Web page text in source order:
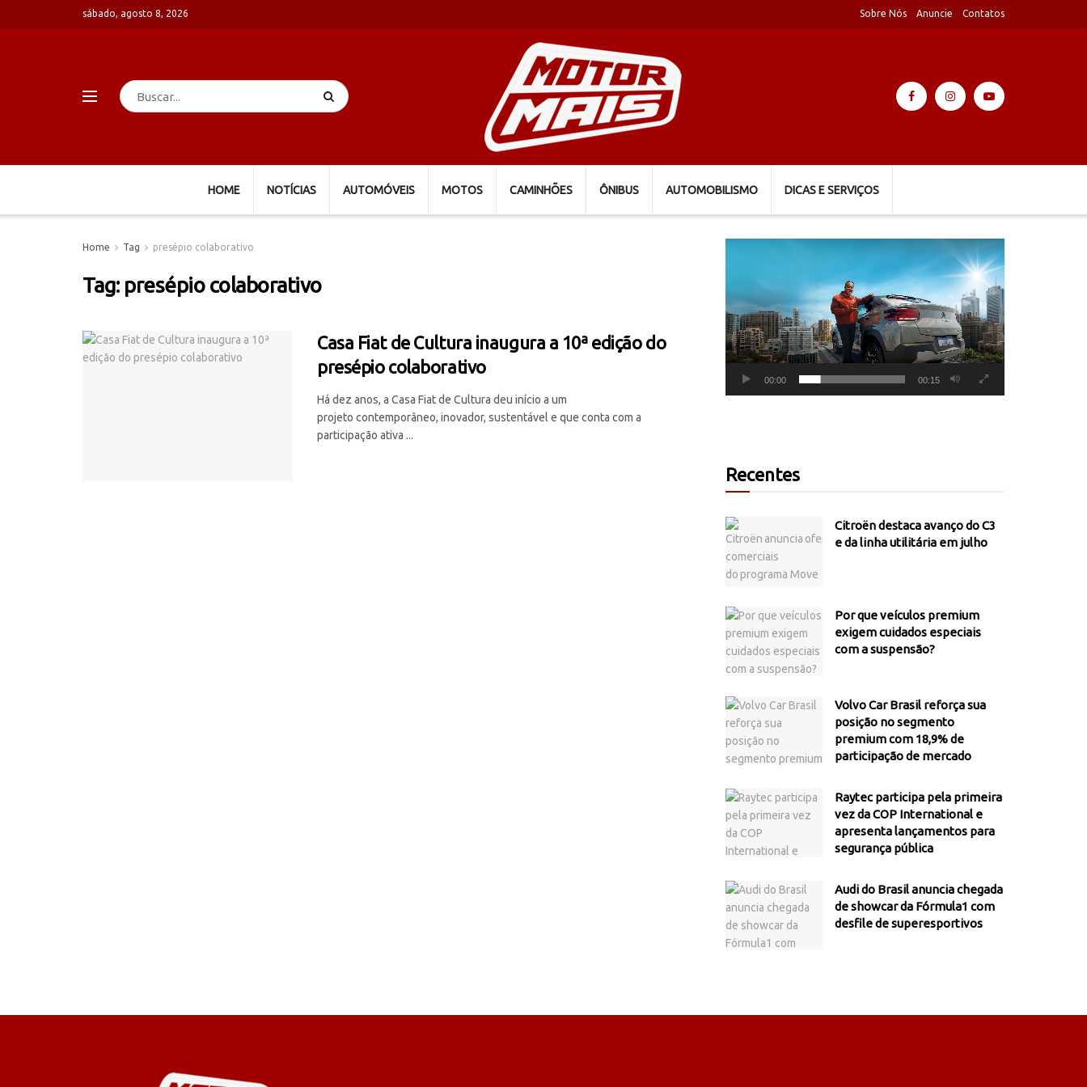
sábado, agosto 8, 2026 Sobre Nós Anuncie Contatos
HOME NOTÍCIAS AUTOMÓVEIS MOTOS CAMINHÕES ÔNIBUS AUTOMOBILISMO DICAS E SERVIÇOS
Home Tag presépio colaborativo
Tag: presépio colaborativo
Casa Fiat de Cultura inaugura a 10ª edição do
presépio colaborativo
Há dez anos, a Casa Fiat de Cultura deu início a um
projeto contemporâneo, inovador, sustentável e que conta com a
participação ativa ...
00:00 00:15
Recentes
Citroën destaca avanço do C3
e da linha utilitária em julho
Por que veículos premium
exigem cuidados especiais
com a suspensão?
Volvo Car Brasil reforça sua
posição no segmento
premium com 18,9% de
participação de mercado
Raytec participa pela primeira
vez da COP International e
apresenta lançamentos para
segurança pública
Audi do Brasil anuncia chegada
de showcar da Fórmula1 com
desfile de superesportivos